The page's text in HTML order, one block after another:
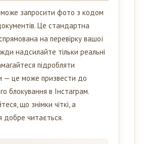
може запросити фото з кодом
Це стандартна
на перевірку вашої
надсилайте тільки реальні
підробляти
— це може призвести до
блокування в Інстаграм.
що знімки чіткі, а
добре читається.